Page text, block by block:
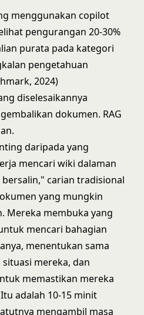
menggunakan copilot
pengurangan 20-30%
purata pada kategori
pengetahuan
2024)
diselesaikannya
dokumen. RAG
daripada yang
mencari wiki dalaman
carian tradisional
yang mungkin
Mereka membuka yang
mencari bahagian
menentukan sama
mereka, dan
memastikan mereka
adalah 10-15 minit
mengambil masa